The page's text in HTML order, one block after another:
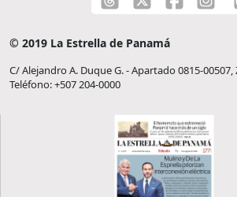
© 2019 La Estrella de Panamá
C/ Alejandro A. Duque G. - Apartado 0815-00507,
Teléfono: +507 204-0000